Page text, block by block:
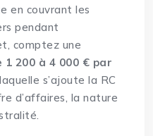
en couvrant les
pendant
comptez une
200 à 4 000 € par
s’ajoute la RC
d’affaires, la nature